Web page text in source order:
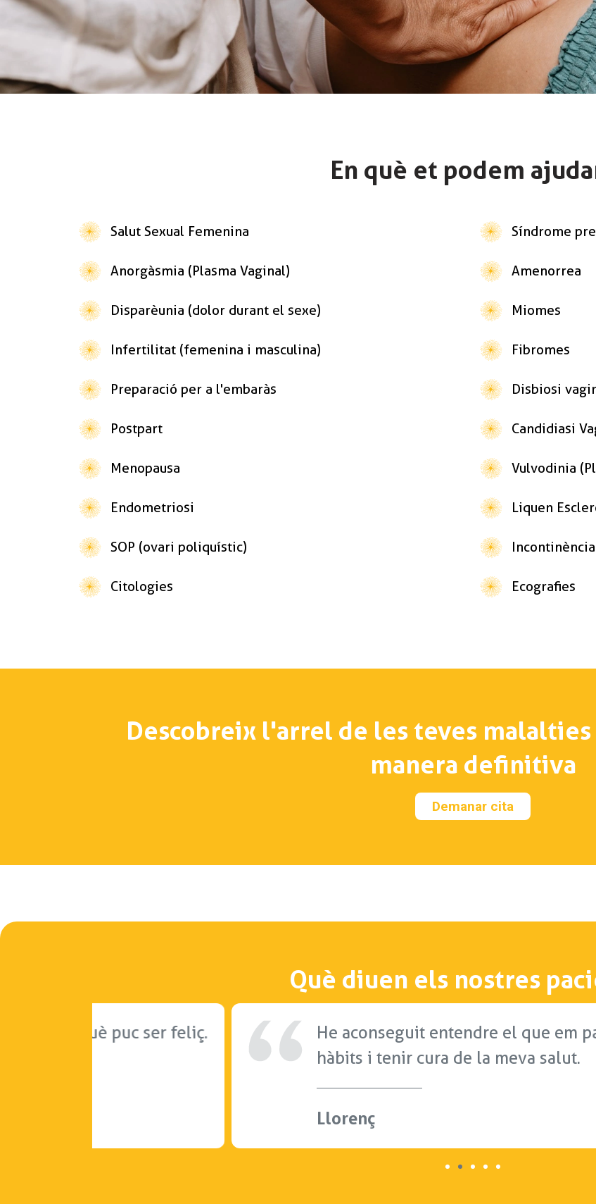
En què et podem
Salut Sexual Femenina
Anorgàsmia (Plasma Vaginal)
Disparèunia (dolor durant el sexe)
Infertilitat (femenina i masculina)
Preparació per a l'embaràs
Postpart
Menopausa
Endometriosi
SOP (ovari poliquístic)
Citologies
Síndrome
Amenorrea
Miomes
Fibromes
Disbiosi
Candidiasi
Vulvodinia
Liquen
Ecografies
Descobreix l'arrel de les teves
manera definitiva
Demanar cita
Què diuen els nostres
He aconseguit entendre el que em passa i com puc
hàbits i tenir cura de la meva salut.